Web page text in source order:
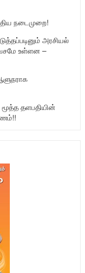
நடைமுறை!
அரசியல்
உள்ளன –
தளபதியின்